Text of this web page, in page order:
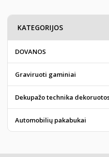
KATEGORIJOS
DOVANOS
Graviruoti gaminiai
Dekupažo technika
Automobilių pakabukai